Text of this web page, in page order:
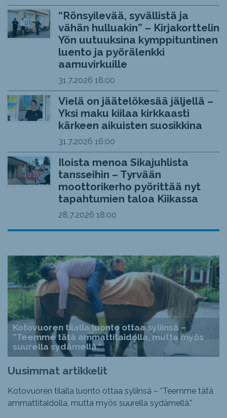
“Rönsyilevää, syvällistä ja
vähän hulluakin” – Kirjakorttelin
Yön uutuuksina kymppituntinen
luento ja pyörälenkki
aamuvirkuille
31.7.2026 18:00
Vielä on jäätelökesää jäljellä –
Yksi maku kiilaa kirkkaasti
kärkeen aikuisten suosikkina
31.7.2026 16:00
Iloista menoa Sikajuhlista
tansseihin – Tyrvään
moottorikerho pyörittää nyt
tapahtumien taloa Kiikassa
28.7.2026 18:00
Kotovuoren tilalla luonto ottaa syliinsä –
”Teemme tätä ammattitaidolla, mutta myös
suurella sydämellä.”
Uusimmat artikkelit
Kotovuoren tilalla luonto ottaa syliinsä – ”Teemme tätä
ammattitaidolla, mutta myös suurella sydämellä.”